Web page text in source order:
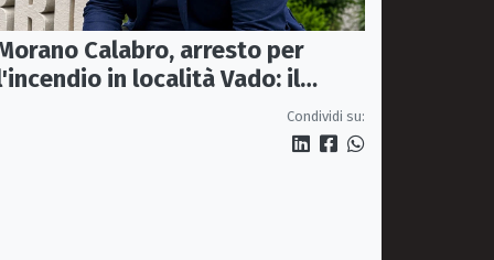
Calabro, arresto per
in località Vado: il
Condividi su: